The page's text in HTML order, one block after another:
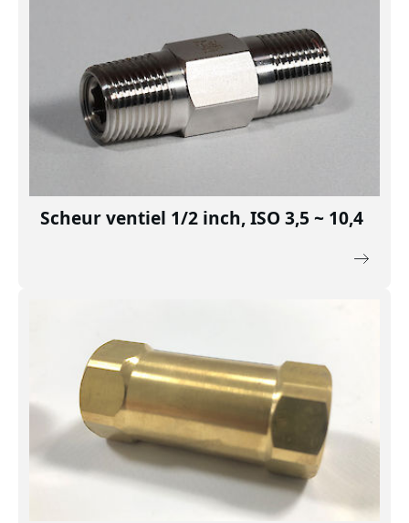
Scheur ventiel 1/2 inch, ISO 3,5 ~ 10,4